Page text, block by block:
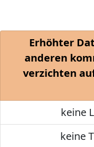
Erhöhter
anderen
verzichten
keine
keine